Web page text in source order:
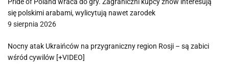
Pride of Poland wraca do gry. Zagraniczni kupcy znów interesują
się polskimi arabami, wylicytują nawet zarodek
9 sierpnia 2026
Nocny atak Ukraińców na przygraniczny region Rosji – są zabici
wśród cywilów [+VIDEO]